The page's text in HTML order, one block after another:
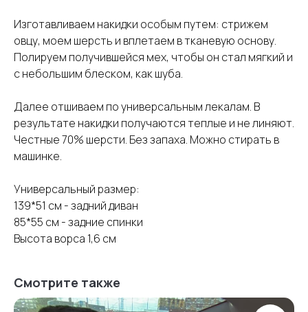
Изготавливаем накидки особым путем: стрижем
овцу, моем шерсть и вплетаем в тканевую основу.
Полируем получившейся мех, чтобы он стал мягкий и
с небольшим блеском, как шуба.
Далее отшиваем по универсальным лекалам. В
результате накидки получаются теплые и не линяют.
Честные 70% шерсти. Без запаха. Можно стирать в
машинке.
Универсальный размер:
139*51 см - задний диван
85*55 см - задние спинки
Высота ворса 1,6 см
Смотрите также